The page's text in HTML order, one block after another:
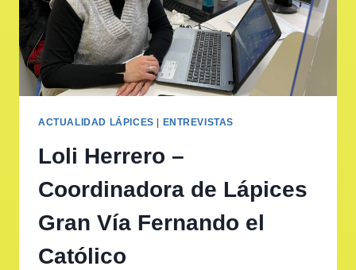
ACTUALIDAD LÁPICES ENTREVISTAS
Loli Herrero –
Coordinadora de Lápices
Gran Vía Fernando el
Católico